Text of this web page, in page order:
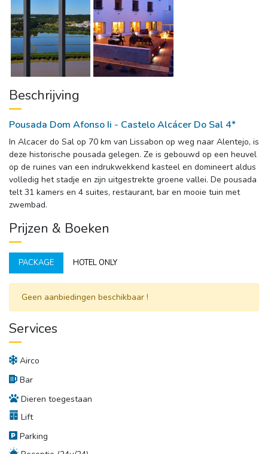
Beschrijving
Pousada Dom Afonso Ii - Castelo Alcácer Do Sal 4*
In Alcacer do Sal op 70 km van Lissabon op weg naar Alentejo, is
deze historische pousada gelegen. Ze is gebouwd op een heuvel
op de ruines van een indrukwekkend kasteel en domineert aldus
volledig het stadje en zijn uitgestrekte groene vallei. De pousada
telt 31 kamers en 4 suites, restaurant, bar en mooie tuin met
zwembad.
Prijzen & Boeken
PACKAGE HOTEL ONLY
Geen aanbiedingen beschikbaar !
Services
Airco
Bar
Dieren toegestaan
Lift
Parking